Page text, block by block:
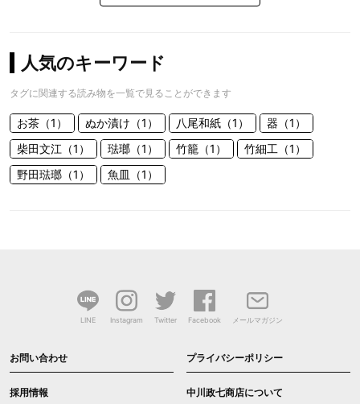
人気のキーワード
タグに関連する読み物を一覧で見ることができます
お茶（1） ぬか漬け（1） 八尾和紙（1）
器（1）
柴田文江（1）
琺瑯（1） 竹籠（1）
竹細工（1）
野田琺瑯（1）
魚皿（1）
LINE Instagram Twitter Facebook メールマガジン
お問い合わせ プライバシーポリシー
採用情報 中川政七商店について